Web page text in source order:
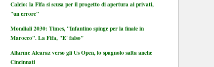
Calcio: la Fifa si scusa per il progetto di apertura ai privati,
"un errore"
Mondiali 2030: Times, "Infantino spinge per la finale in
Marocco". La Fifa, "E' falso"
Allarme Alcaraz verso gli Us Open, lo spagnolo salta anche
Cincinnati